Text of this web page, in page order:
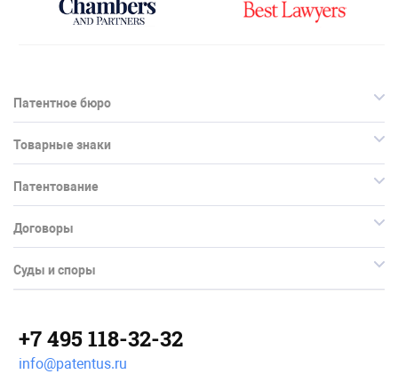
Патентное бюро
Товарные знаки
Патентование
Договоры
Суды и споры
+7 495 118-32-32
info@patentus.ru